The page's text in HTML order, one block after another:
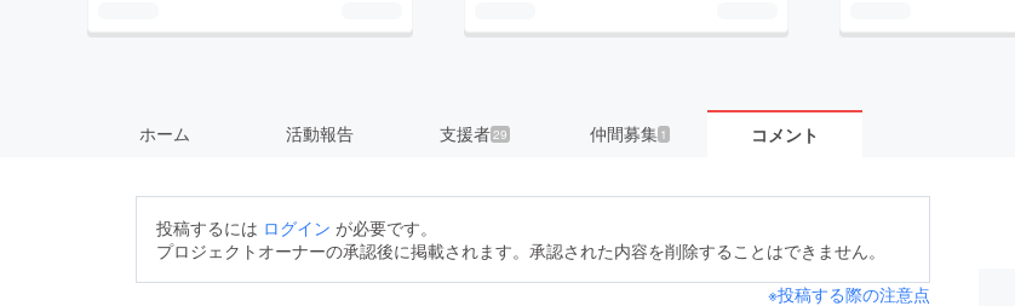
ホーム 活動報告 支援者 29 仲間募集 1 コメント
投稿するには ログイン が必要です。
プロジェクトオーナーの承認後に掲載されます。承認された内容を削除することはできません。
※投稿する際の注意点